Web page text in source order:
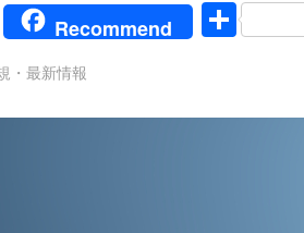
E
Recommend
共
・最新情報